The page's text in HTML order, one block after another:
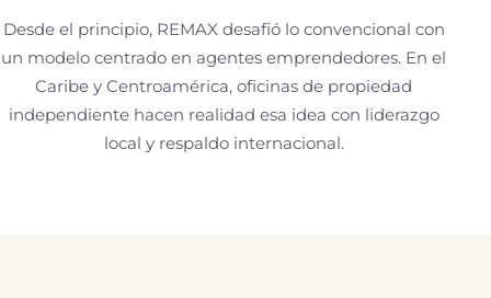
Desde el principio, REMAX desafió lo convencional con
un modelo centrado en agentes emprendedores. En el
Caribe y Centroamérica, oficinas de propiedad
independiente hacen realidad esa idea con liderazgo
local y respaldo internacional.